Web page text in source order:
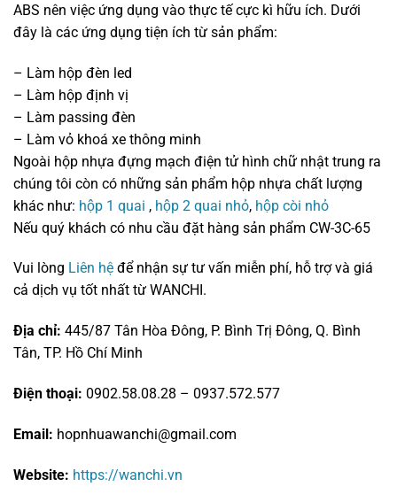
ABS nên việc ứng dụng vào thực tế cực kì hữu ích. Dưới
đây là các ứng dụng tiện ích từ sản phẩm:
– Làm hộp đèn led
– Làm hộp định vị
– Làm passing đèn
– Làm vỏ khoá xe thông minh
Ngoài hộp nhựa đựng mạch điện tử hình chữ nhật trung ra
chúng tôi còn có những sản phẩm hộp nhựa chất lượng
khác như: hộp 1 quai , hộp 2 quai nhỏ, hộp còi nhỏ
Nếu quý khách có nhu cầu đặt hàng sản phẩm CW-3C-65
Vui lòng Liên hệ để nhận sự tư vấn miễn phí, hỗ trợ và giá
cả dịch vụ tốt nhất từ WANCHI.
Địa chỉ: 445/87 Tân Hòa Đông, P. Bình Trị Đông, Q. Bình
Tân, TP. Hồ Chí Minh
Điện thoại: 0902.58.08.28 – 0937.572.577
Email: hopnhuawanchi@gmail.com
Website: https://wanchi.vn